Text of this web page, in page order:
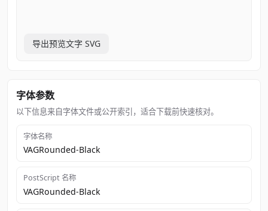
导出预览文字 SVG
字体参数
以下信息来自字体文件或公开索引，适合下载前快速核对。
字体名称
VAGRounded-Black
PostScript 名称
VAGRounded-Black